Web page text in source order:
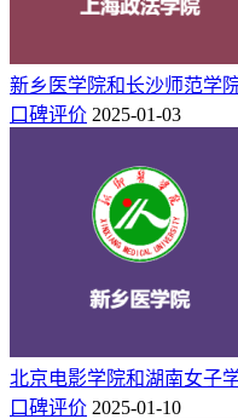
承德医学院怎么样，好不
北京警察学院怎么样_好不
新乡医学院和长沙师范学
口碑评价 2025-01-03
北京电影学院和湖南女子
口碑评价 2025-01-10